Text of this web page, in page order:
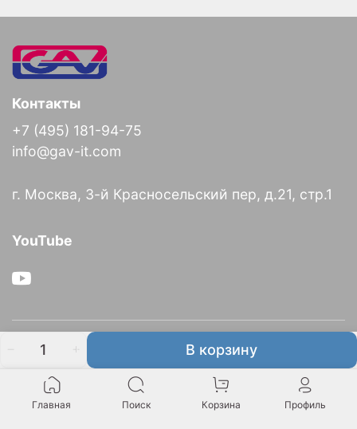
В корзину
О компании
Информация
Контакты
+7 (495) 181-94-75
info@gav-it.com
г. Москва, 3-й Красносельский пер, д.21, стр.1
YouTube
Главная Поиск Корзина Профиль